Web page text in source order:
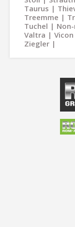
Taurus
Treemme
Tuchel
Valtra
Vicon
Ziegler